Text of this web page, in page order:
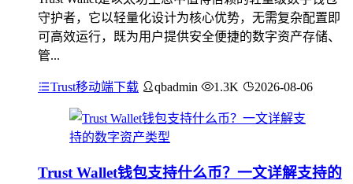
守护者，它以轻量化设计为核心优势，无需复杂配置即
可高效运行，既为用户提供安全便捷的数字资产存储、
管...
Trust移动端下载 qbadmin 1.3K 2026-08-06
Trust Wallet钱包支持什么币？一文详解支持的